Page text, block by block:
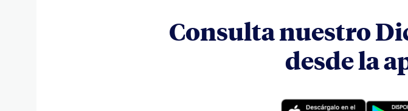
Consulta nuestro
desde la